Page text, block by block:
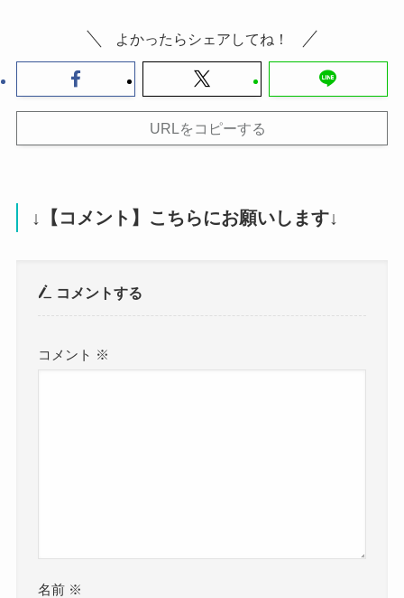
よかったらシェアしてね！
URLをコピーする
↓【コメント】こちらにお願いします↓
コメントする
コメント ※
名前 ※